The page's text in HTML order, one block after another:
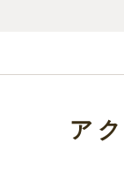
ア